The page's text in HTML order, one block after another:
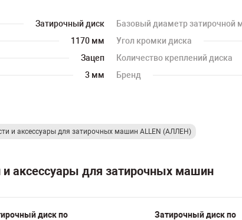
Затирочный диск Базовый диаметр затирочной
1170 мм Угол кромки диска
Зацеп Количество креплений диска
3 мм Бренд
и аксессуары для затирочных машин ALLEN (АЛЛЕН)
и аксессуары для затирочных машин
диск по
Затирочный диск по